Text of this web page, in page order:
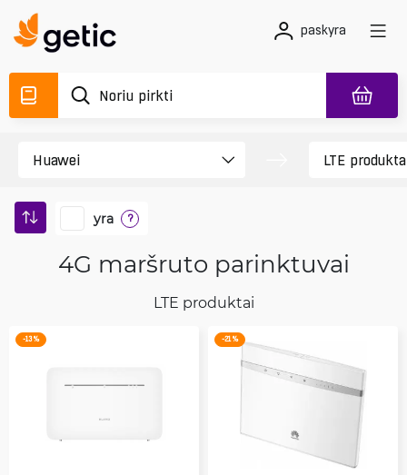
paskyra
yra ?
4G maršruto parinktuvai
LTE produktai
-13 % -21 %